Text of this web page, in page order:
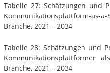
Tabelle 27: Schätzungen und
Kommunikationsplattform-as-
Branche, 2021 – 2034
Tabelle 28: Schätzungen und
Kommunikationsplattformen
Branche, 2021 – 2034